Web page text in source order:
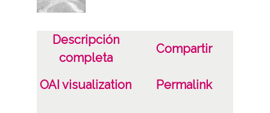
Descripción
completa
Compartir
OAI visualization Permalink